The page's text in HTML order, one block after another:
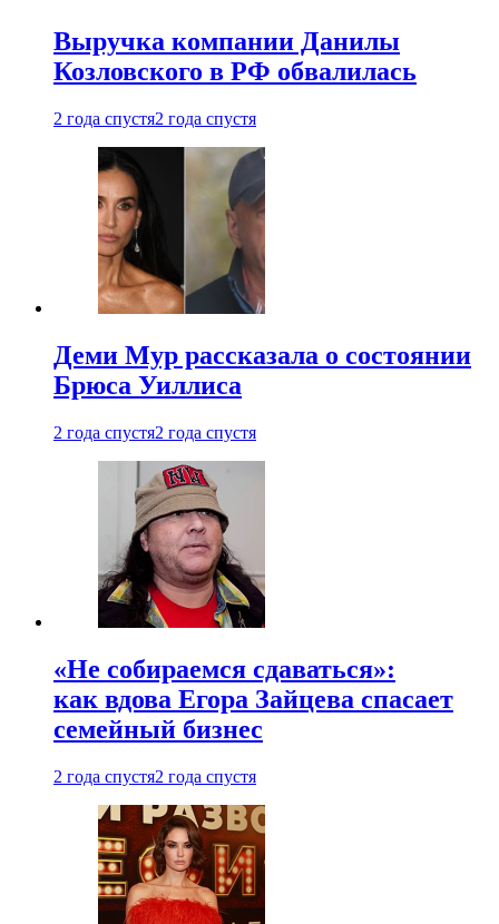
Выручка компании Данилы
Козловского в РФ обвалилась
2 года спустя2 года спустя
Деми Мур рассказала о состоянии
Брюса Уиллиса
2 года спустя2 года спустя
«Не собираемся сдаваться»:
как вдова Егора Зайцева спасает
семейный бизнес
2 года спустя2 года спустя